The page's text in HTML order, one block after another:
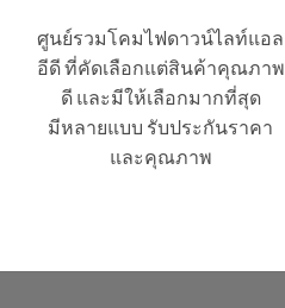
ศูนย์รวมโคมไฟดาวน์ไลท์แอล
อีดี ที่คัดเลือกแต่สินค้าคุณภาพ
ดี และมีให้เลือกมากที่สุด
มีหลายแบบ รับประกันราคา
และคุณภาพ